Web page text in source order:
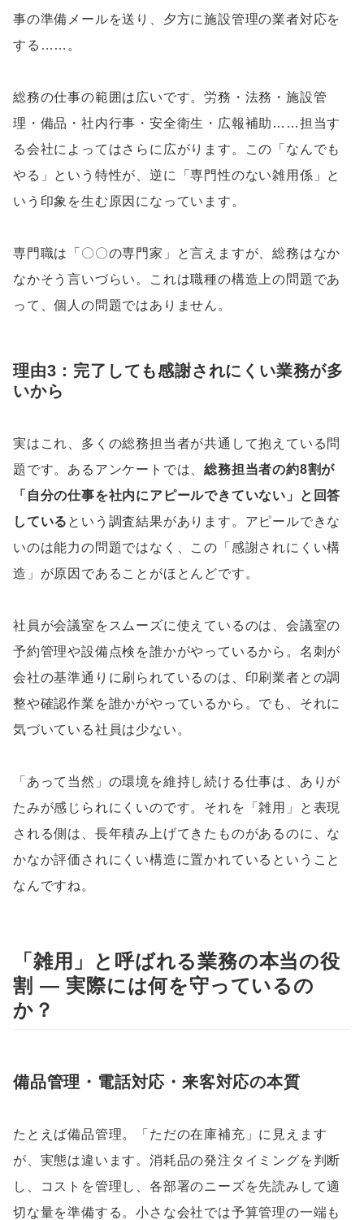
事の準備メールを送り、夕方に施設管理の業者対応を
する……。
総務の仕事の範囲は広いです。労務・法務・施設管
理・備品・社内行事・安全衛生・広報補助……担当す
る会社によってはさらに広がります。この「なんでも
やる」という特性が、逆に「専門性のない雑用係」と
いう印象を生む原因になっています。
専門職は「〇〇の専門家」と言えますが、総務はなか
なかそう言いづらい。これは職種の構造上の問題であ
って、個人の問題ではありません。
理由3：完了しても感謝されにくい業務が多
いから
実はこれ、多くの総務担当者が共通して抱えている問
題です。あるアンケートでは、総務担当者の約8割が
「自分の仕事を社内にアピールできていない」と回答
している という調査結果があります。アピールできな
いのは能力の問題ではなく、この「感謝されにくい構
造」が原因であることがほとんどです。
社員が会議室をスムーズに使えているのは、会議室の
予約管理や設備点検を誰かがやっているから。名刺が
会社の基準通りに刷られているのは、印刷業者との調
整や確認作業を誰かがやっているから。でも、それに
気づいている社員は少ない。
「あって当然」の環境を維持し続ける仕事は、ありが
たみが感じられにくいのです。それを「雑用」と表現
される側は、長年積み上げてきたものがあるのに、な
かなか評価されにくい構造に置かれているということ
なんですね。
「雑用」と呼ばれる業務の本当の役
割 ― 実際には何を守っているの
か？
備品管理・電話対応・来客対応の本質
たとえば備品管理。「ただの在庫補充」に見えます
が、実態は違います。消耗品の発注タイミングを判断
し、コストを管理し、各部署のニーズを先読みして適
切な量を準備する。小さな会社では予算管理の一端も